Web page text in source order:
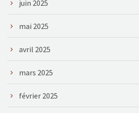
juin 2025
mai 2025
avril 2025
mars 2025
février 2025